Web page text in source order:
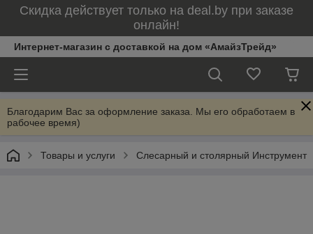
Скидка действует только на deal.by при заказе
онлайн!
Интернет-магазин с доставкой на дом «АмайзТрейд»
Благодарим Вас за оформление заказа. Мы его обработаем в
рабочее время)
Товары и услуги Слесарный и столярный Инструмент